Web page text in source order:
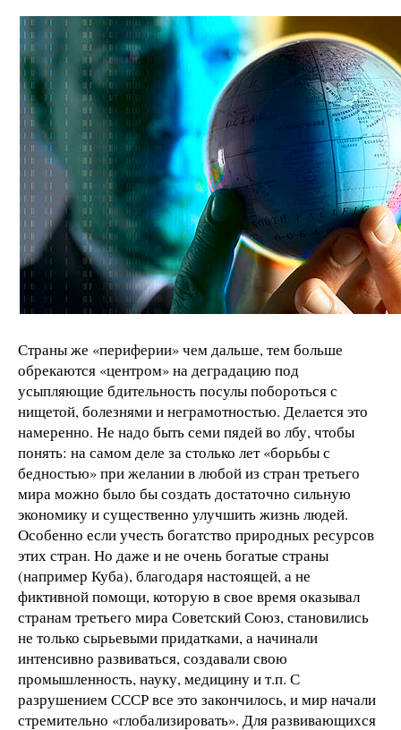
Страны же «периферии» чем дальше, тем больше
обрекаются «центром» на деградацию под
усыпляющие бдительность посулы побороться с
нищетой, болезнями и неграмотностью. Делается это
намеренно. Не надо быть семи пядей во лбу, чтобы
понять: на самом деле за столько лет «борьбы с
бедностью» при желании в любой из стран третьего
мира можно было бы создать достаточно сильную
экономику и существенно улучшить жизнь людей.
Особенно если учесть богатство природных ресурсов
этих стран. Но даже и не очень богатые страны
(например Куба), благодаря настоящей, а не
фиктивной помощи, которую в свое время оказывал
странам третьего мира Советский Союз, становились
не только сырьевыми придатками, а начинали
интенсивно развиваться, создавали свою
промышленность, науку, медицину и т.п. С
разрушением СССР все это закончилось, и мир начали
стремительно «глобализировать». Для развивающихся